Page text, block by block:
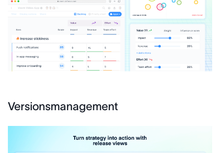
Versionsmanagement